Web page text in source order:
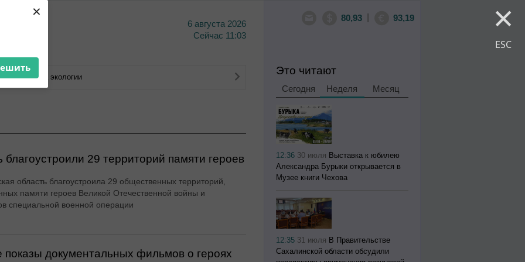
× ×
ESC
6 августа 2026
Сейчас 11:03
80,93 93,19
экологии
29 территорий памяти героев
область благоустроила 29 общественных территорий,
памяти героев Великой Отечественной войны и
специальной военной операции
документальных фильмов о героях
Это читают
Сегодня Неделя Месяц
12:36 30 июля Выставка к юбилею
Александра Бурыки открывается в
Музее книги Чехова
12:35 31 июля В Правительстве
Сахалинской области обсудили